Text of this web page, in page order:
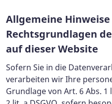
Allgemeine Hinweise
Rechtsgrundlagen
auf dieser Website
Sofern Sie in die
verarbeiten wir Ihre
Grundlage von Art. 6 Abs. 1